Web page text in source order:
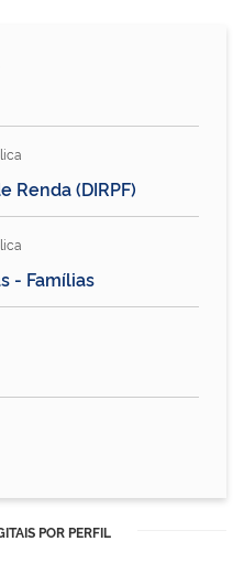
Renda (DIRPF)
- Famílias
POR PERFIL